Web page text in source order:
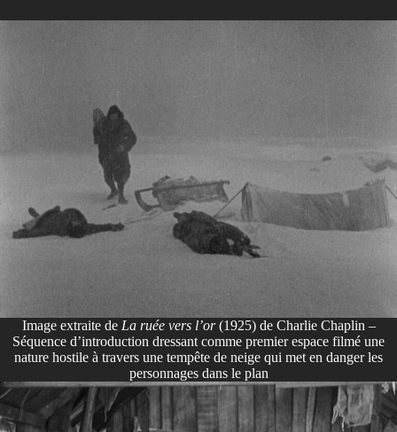
Image extraite de La ruée vers l’or(1925) de Charlie Chaplin –
Séquence d’introduction dressant comme premier espace filmé une
nature hostile à travers une tempête de neige qui met en danger les
personnages dans le plan